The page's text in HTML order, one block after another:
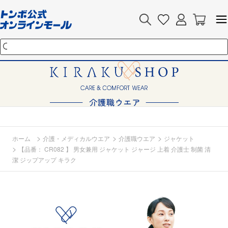
ホーム > 介護・メディカルウエア > 介護職ウエア > ジャケット
>
【品番： CR082 】 男女兼用 ジャケット ジャージ 上着 介護士 制菌 清
潔 ジップアップ キラク